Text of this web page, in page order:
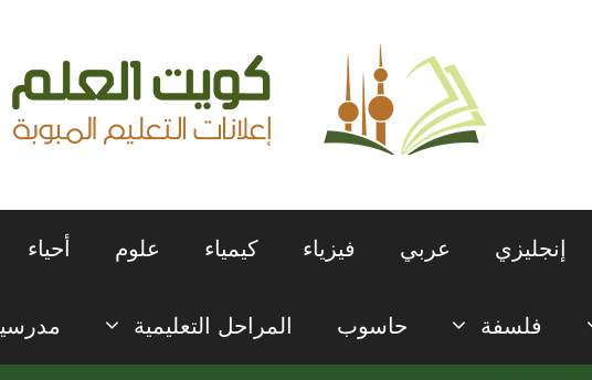
إنجليزي عربي فيزياء كيمياء علوم أحياء
فلسفة حاسوب المراحل التعليمية